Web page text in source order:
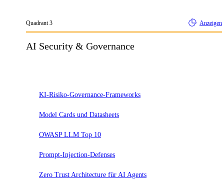
Quadrant 3 Anzeigen
AI Security & Governance
KI-Risiko-Governance-Frameworks
Model Cards und Datasheets
OWASP LLM Top 10
Prompt-Injection-Defenses
Zero Trust Architecture für AI Agents